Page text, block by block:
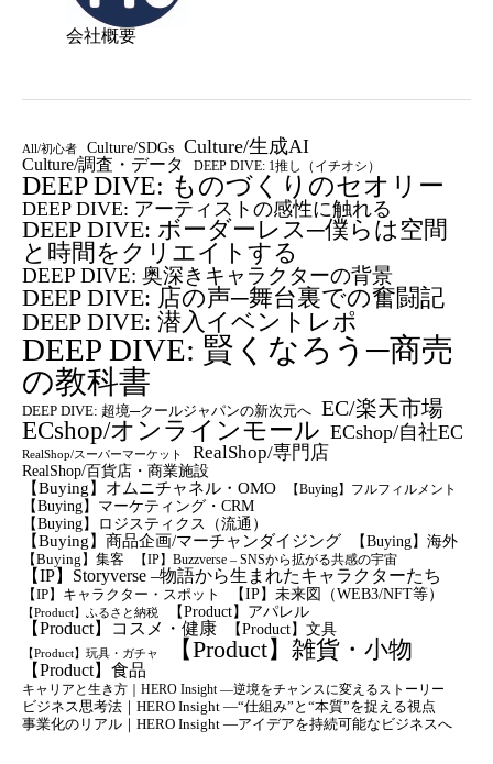
会社概要
All/初心者 Culture/SDGs Culture/生成AI
Culture/調査・データ DEEP DIVE: 1推し（イチオシ）
DEEP DIVE: ものづくりのセオリー
DEEP DIVE: アーティストの感性に触れる
DEEP DIVE: ボーダーレス─僕らは空間
と時間をクリエイトする
DEEP DIVE: 奥深きキャラクターの背景
DEEP DIVE: 店の声─舞台裏での奮闘記
DEEP DIVE: 潜入イベントレポ
DEEP DIVE: 賢くなろう─商売
の教科書
DEEP DIVE: 超境─クールジャパンの新次元へ EC/楽天市場
ECshop/オンラインモール ECshop/自社EC
RealShop/スーパーマーケット RealShop/専門店
RealShop/百貨店・商業施設
【Buying】オムニチャネル・OMO
【Buying】フルフィルメント
【Buying】マーケティング・CRM
【buying】ロジスティクス（流通）
【Buying】商品企画/マーチャンダイジング 【Buying】海外
【Buying】集客 【IP】Buzzverse – SNSから拡がる共感の宇宙
【IP】Storyverse –物語から生まれたキャラクターたち
【IP】キャラクター・スポット 【IP】未来図（WEB3/NFT等）
【Product】ふるさと納税 【Product】アパレル
【Product】コスメ・健康 【Product】文具
【Product】玩具・ガチャ 【Product】雑貨・小物
【Product】食品
キャリアと生き方｜HERO Insight —逆境をチャンスに変えるストーリー
ビジネス思考法｜HERO Insight —“仕組み”と“本質”を捉える視点
事業化のリアル｜HERO Insight —アイデアを持続可能なビジネスへ